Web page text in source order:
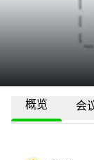
概览 会